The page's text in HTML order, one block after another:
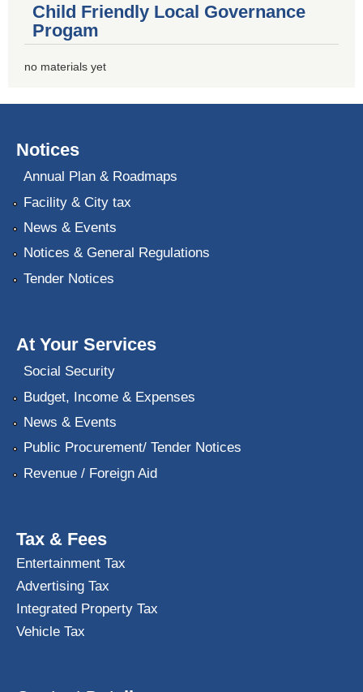
Child Friendly Local Governance
Progam
no materials yet
Notices
Annual Plan & Roadmaps
Facility & City tax
News & Events
Notices & General Regulations
Tender Notices
At Your Services
Social Security
Budget, Income & Expenses
News & Events
Public Procurement/ Tender Notices
Revenue / Foreign Aid
Tax & Fees
Entertainment Tax
Advertising Tax
Integrated Property Tax
Vehicle Tax